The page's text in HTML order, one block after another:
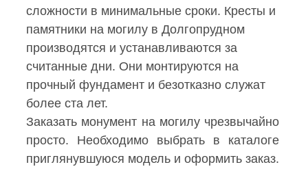
сложности в минимальные сроки. Кресты и
памятники на могилу в Долгопрудном
производятся и устанавливаются за
считанные дни. Они монтируются на
прочный фундамент и безотказно служат
более ста лет.
Заказать монумент на могилу чрезвычайно
просто. Необходимо выбрать в каталоге
приглянувшуюся модель и оформить заказ.